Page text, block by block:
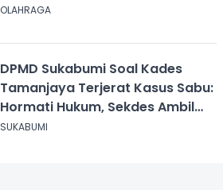
OLAHRAGA
DPMD Sukabumi Soal Kades
Tamanjaya Terjerat Kasus Sabu:
Hormati Hukum, Sekdes Ambil
Alih Pelayanan
SUKABUMI